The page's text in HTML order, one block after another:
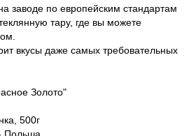
заводе по европейским стандартам
тару, где вы можете
вкусы даже самых требовательных
Золото"
500г
Польша